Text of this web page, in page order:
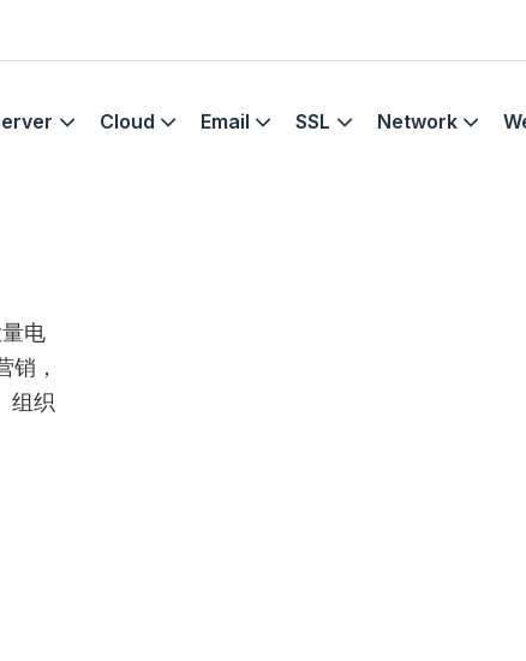
Cloud Email SSL Network
电
，
组织